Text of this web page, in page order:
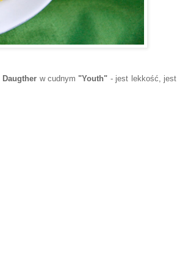
Daugther w cudnym "Youth" - jest lekkość, jest